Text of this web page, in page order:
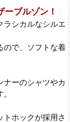
ブルゾン！
ラシカルなシルエ
ので、ソフトな着
ナーのシャツやカ
トホックが採用さ